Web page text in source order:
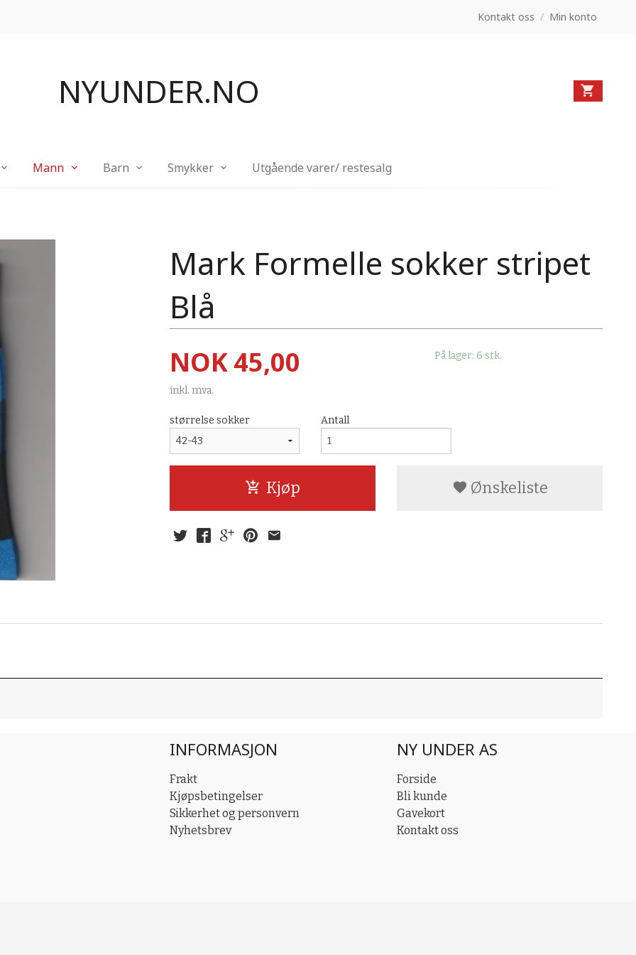
Kontakt oss / Min konto
NYUNDER.NO
Mann Barn Smykker Utgående varer/ restesalg
Mark Formelle sokker stripet
Blå
Pris
NOK45,00
inkl. mva.
På lager: 6 stk.
størrelse sokker Antall
Kjøp Ønskeliste
INFORMASJON
Frakt
Kjøpsbetingelser
Sikkerhet og personvern
Nyhetsbrev
NY UNDER AS
Forside
Bli kunde
Gavekort
Kontakt oss